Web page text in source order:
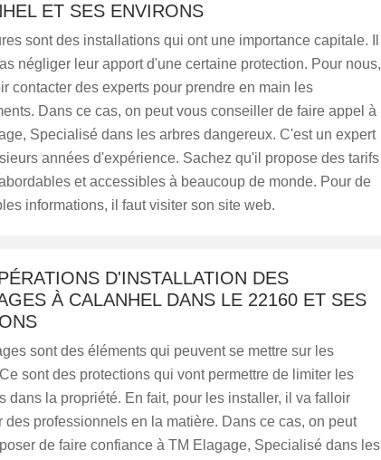
ET SES ENVIRONS
sont des installations qui ont une importance capitale. Il
négliger leur apport d'une certaine protection. Pour nous,
contacter des experts pour prendre en main les
Dans ce cas, on peut vous conseiller de faire appel à
Specialisé dans les arbres dangereux. C'est un expert
années d'expérience. Sachez qu'il propose des tarifs
et accessibles à beaucoup de monde. Pour de
informations, il faut visiter son site web.
D'INSTALLATION DES
À CALANHEL DANS LE 22160 ET SES
sont des éléments qui peuvent se mettre sur les
sont des protections qui vont permettre de limiter les
dans la propriété. En fait, pour les installer, il va falloir
des professionnels en la matière. Dans ce cas, on peut
de faire confiance à TM Elagage, Specialisé dans les